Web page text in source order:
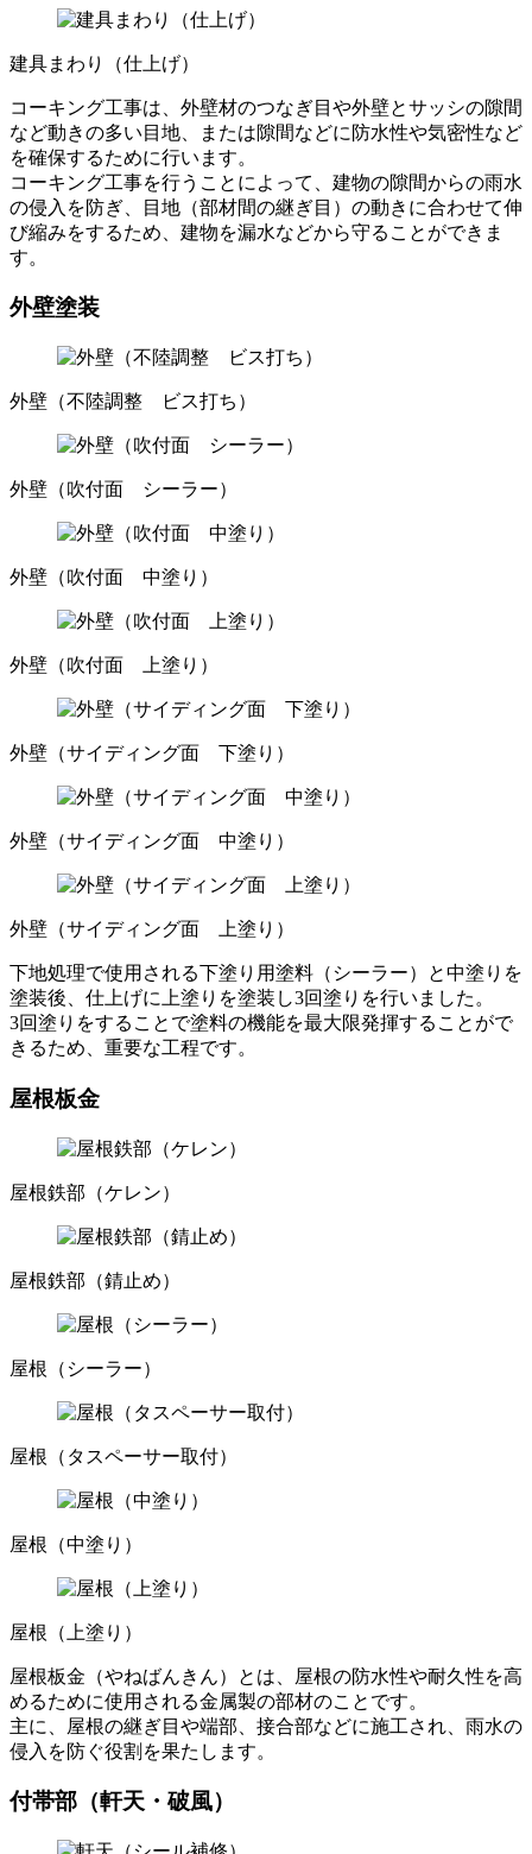
建具まわり（仕上げ）
コーキング工事は、外壁材のつなぎ目や外壁とサッシの隙間
など動きの多い目地、または隙間などに防水性や気密性など
を確保するために行います。
コーキング工事を行うことによって、建物の隙間からの雨水
の侵入を防ぎ、目地（部材間の継ぎ目）の動きに合わせて伸
び縮みをするため、建物を漏水などから守ることができま
す。
外壁塗装
外壁（不陸調整 ビス打ち）
外壁（吹付面 シーラー）
外壁（吹付面 中塗り）
外壁（吹付面 上塗り）
外壁（サイディング面 下塗り）
外壁（サイディング面 中塗り）
外壁（サイディング面 上塗り）
下地処理で使用される下塗り用塗料（シーラー）と中塗りを
塗装後、仕上げに上塗りを塗装し3回塗りを行いました。
3回塗りをすることで塗料の機能を最大限発揮することがで
きるため、重要な工程です。
屋根板金
屋根鉄部（ケレン）
屋根鉄部（錆止め）
屋根（シーラー）
屋根（タスペーサー取付）
屋根（中塗り）
屋根（上塗り）
屋根板金（やねばんきん）とは、屋根の防水性や耐久性を高
めるために使用される金属製の部材のことです。
主に、屋根の継ぎ目や端部、接合部などに施工され、雨水の
侵入を防ぐ役割を果たします。
付帯部（軒天・破風）